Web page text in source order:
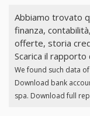
Abbiamo trovato
finanza,
offerte, storia
Scarica il
We found such data of
Download bank
spa. Download full